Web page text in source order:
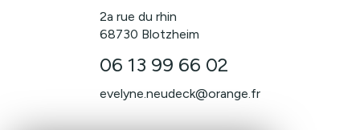
2a rue du rhin
68730 Blotzheim
06 13 99 66 02
evelyne.neudeck@orange.fr